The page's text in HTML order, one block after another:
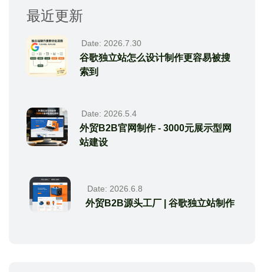
最近更新
Date: 2026.7.30
谷歌独立站怎么设计制作更容易被搜
索到
Date: 2026.5.4
外贸B2B官网制作 - 3000元展示型网
站建设
Date: 2026.6.8
外贸B2B源头工厂 | 谷歌独立站制作